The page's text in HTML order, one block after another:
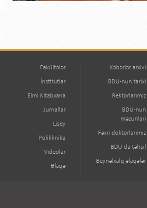
Fakültələr
İnstitutlar
Elmi Kitabxana
Jurnallar
Lisey
Poliklinika
Videolar
Əlaqə
Xəbərlər arxivi
BDU-nun tarixi
Rektorlarımız
BDU-nun
məzunları
Fəxri doktorlarımız
BDU-da təhsil
Beynəlxalq əlaqələr